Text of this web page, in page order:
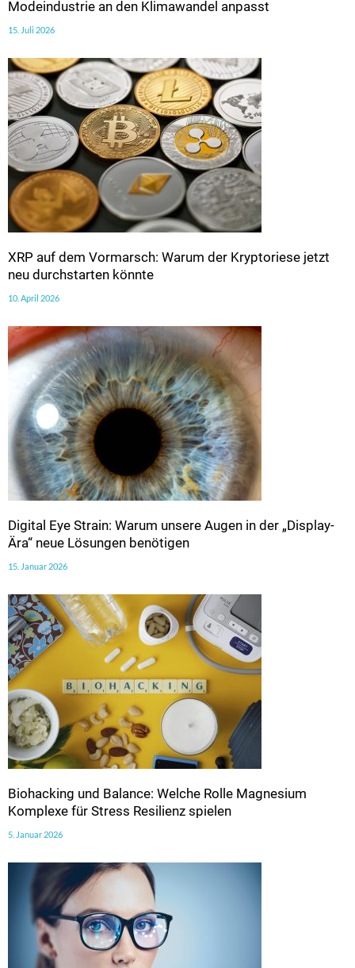
Modeindustrie an den Klimawandel anpasst
15. Juli 2026
XRP auf dem Vormarsch: Warum der Kryptoriese jetzt
neu durchstarten könnte
10. April 2026
Digital Eye Strain: Warum unsere Augen in der „Display-
Ära“ neue Lösungen benötigen
15. Januar 2026
Biohacking und Balance: Welche Rolle Magnesium
Komplexe für Stress Resilienz spielen
5. Januar 2026